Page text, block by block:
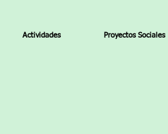
Actividades Proyectos Sociales